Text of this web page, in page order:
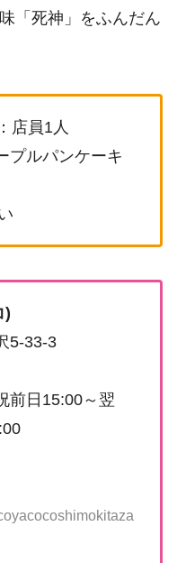
「死神」をふんだん
店員1人
プルパンケーキ
)
5-33-3
前日15:00～翌